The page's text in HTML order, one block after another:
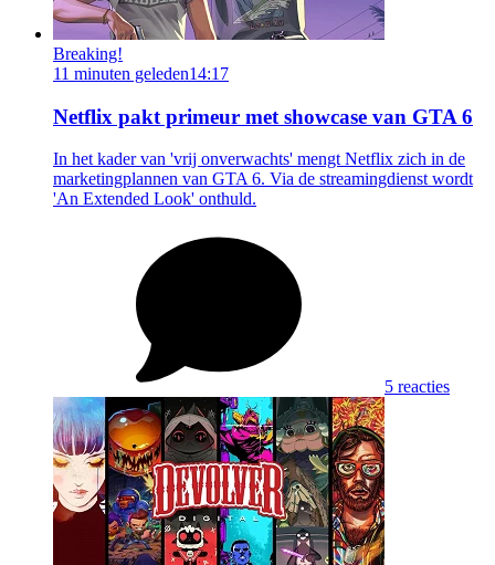
Breaking!
11 minuten geleden14:17
Netflix pakt primeur met showcase van GTA 6
In het kader van 'vrij onverwachts' mengt Netflix zich in de
marketingplannen van GTA 6. Via de streamingdienst wordt
'An Extended Look' onthuld.
5 reacties